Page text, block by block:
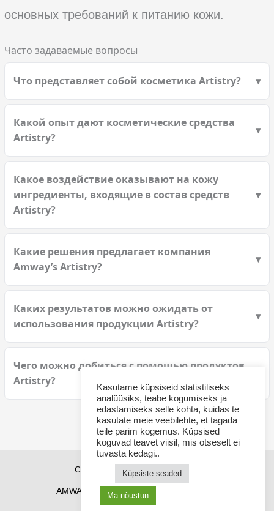
основных требований к питанию кожи.
Часто задаваемые вопросы
Что представляет собой косметика Artistry?
Какой опыт дают косметические средства
Artistry?
Какое воздействие оказывают на кожу
ингредиенты, входящие в состав средств
Artistry?
Какие решения предлагает компания
Amway’s Artistry?
Каких результатов можно ожидать от
использования продукции Artistry?
Чего можно добиться с помощью продуктов
Artistry?
Copyright © 2026 Sponsor21.ee
AMWAY Эстония
Как купить AMWAY
Kasutame küpsiseid statistiliseks
analüüsiks, teabe kogumiseks ja
edastamiseks selle kohta, kuidas te
kasutate meie veebilehte, et tagada
teile parim kogemus. Küpsised
koguvad teavet viisil, mis otseselt ei
tuvasta kedagi..
Küpsiste seaded
Ma nõustun